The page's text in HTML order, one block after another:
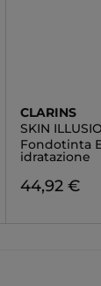
CLARINS
SKIN
Fondotinta
idratazione
44,92 €